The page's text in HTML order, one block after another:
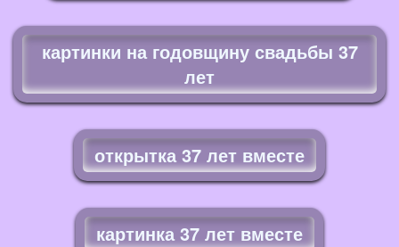
картинки на годовщину свадьбы 37
лет
открытка 37 лет вместе
картинка 37 лет вместе